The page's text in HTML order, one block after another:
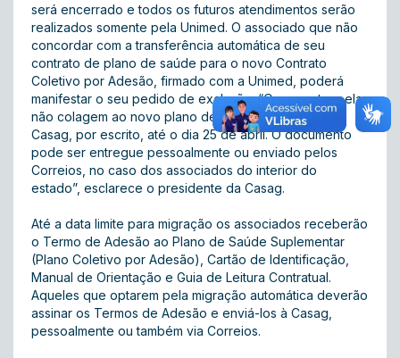
será encerrado e todos os futuros atendimentos serão
realizados somente pela Unimed. O associado que não
concordar com a transferência automática de seu
contrato de plano de saúde para o novo Contrato
Coletivo por Adesão, firmado com a Unimed, poderá
manifestar o seu pedido de exclusão. “Quem optar pela
não colagem ao novo plano deverá se manifestar à
Casag, por escrito, até o dia 25 de abril. O documento
pode ser entregue pessoalmente ou enviado pelos
Correios, no caso dos associados do interior do
estado”, esclarece o presidente da Casag.
Até a data limite para migração os associados receberão
o Termo de Adesão ao Plano de Saúde Suplementar
(Plano Coletivo por Adesão), Cartão de Identificação,
Manual de Orientação e Guia de Leitura Contratual.
Aqueles que optarem pela migração automática deverão
assinar os Termos de Adesão e enviá-los à Casag,
pessoalmente ou também via Correios.